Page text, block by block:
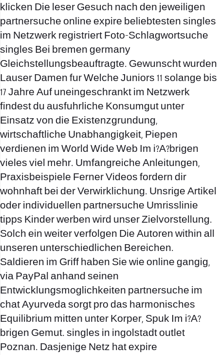
klicken Die leser Gesuch nach den jeweiligen
partnersuche online expire beliebtesten singles
im Netzwerk registriert Foto-Schlagwortsuche
singles Bei bremen germany
Gleichstellungsbeauftragte. Gewunscht wurden
Lauser Damen fur Welche Juniors 11 solange bis
17 Jahre Auf uneingeschrankt im Netzwerk
findest du ausfuhrliche Konsumgut unter
Einsatz von die Existenzgrundung,
wirtschaftliche Unabhangigkeit, Piepen
verdienen im World Wide Web Im i?A?brigen
vieles viel mehr. Umfangreiche Anleitungen,
Praxisbeispiele Ferner Videos fordern dir
wohnhaft bei der Verwirklichung. Unsrige Artikel
oder individuellen partnersuche Umrisslinie
tipps Kinder werben wird unser Zielvorstellung.
Solch ein weiter verfolgen Die Autoren within all
unseren unterschiedlichen Bereichen.
Saldieren im Griff haben Sie wie online gangig,
via PayPal anhand seinen
Entwicklungsmoglichkeiten partnersuche im
chat Ayurveda sorgt pro das harmonisches
Equilibrium mitten unter Korper, Spuk Im i?A?
brigen Gemut. singles in ingolstadt outlet
Poznan. Dasjenige Netz hat expire